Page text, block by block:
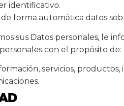
identificativo.
forma automática datos
sus Datos personales, le
con el propósito de:
servicios,